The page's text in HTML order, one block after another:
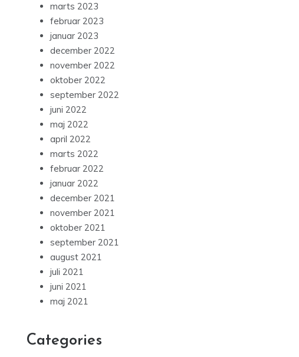
marts 2023
februar 2023
januar 2023
december 2022
november 2022
oktober 2022
september 2022
juni 2022
maj 2022
april 2022
marts 2022
februar 2022
januar 2022
december 2021
november 2021
oktober 2021
september 2021
august 2021
juli 2021
juni 2021
maj 2021
Categories